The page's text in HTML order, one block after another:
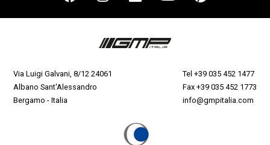
Via Luigi Galvani, 8/12 24061
Albano Sant'Alessandro
Bergamo - Italia
Tel +39 035 452 1477
Fax +39 035 452 1773
info@gmpitalia.com